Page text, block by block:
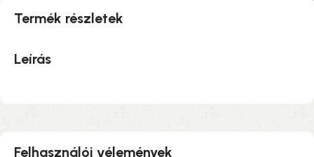
Termék részletek
Leírás
Felhasználói vélemények